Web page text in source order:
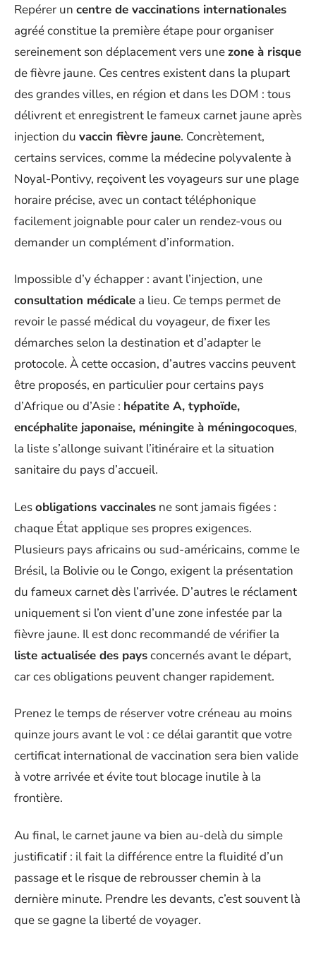
Repérer un centre de vaccinations internationales
agréé constitue la première étape pour organiser
sereinement son déplacement vers unezone à risque
de fièvre jaune. Ces centres existent dans la plupart
des grandes villes, en région et dans les DOM : tous
délivrent et enregistrent le fameux carnet jaune après
injection du vaccin fièvre jaune. Concrètement,
certains services, comme la médecine polyvalente à
Noyal-Pontivy, reçoivent les voyageurs sur une plage
horaire précise, avec un contact téléphonique
facilement joignable pour caler un rendez-vous ou
demander un complément d’information.
Impossible d’y échapper : avant l’injection, une
consultation médicale a lieu. Ce temps permet de
revoir le passé médical du voyageur, de fixer les
démarches selon la destination et d’adapter le
protocole. À cette occasion, d’autres vaccins peuvent
être proposés, en particulier pour certains pays
d’Afrique ou d’Asie : hépatite A, typhoïde,
encéphalite japonaise, méningite à méningocoques,
la liste s’allonge suivant l’itinéraire et la situation
sanitaire du pays d’accueil.
Lesobligations vaccinales ne sont jamais figées :
chaque État applique ses propres exigences.
Plusieurs pays africains ou sud-américains, comme le
Brésil, la Bolivie ou le Congo, exigent la présentation
du fameux carnet dès l’arrivée. D’autres le réclament
uniquement si l’on vient d’une zone infestée par la
fièvre jaune. Il est donc recommandé de vérifier la
liste actualisée des paysconcernés avant le départ,
car ces obligations peuvent changer rapidement.
Prenez le temps de réserver votre créneau au moins
quinze jours avant le vol : ce délai garantit que votre
certificat international de vaccination sera bien valide
à votre arrivée et évite tout blocage inutile à la
frontière.
Au final, le carnet jaune va bien au-delà du simple
justificatif : il fait la différence entre la fluidité d’un
passage et le risque de rebrousser chemin à la
dernière minute. Prendre les devants, c’est souvent là
que se gagne la liberté de voyager.